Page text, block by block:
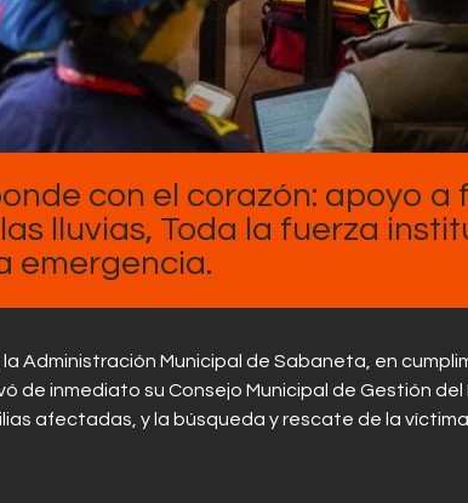
con el corazón: apoyo a
lluvias, Toda la fuerza
emergencia.
Administración Municipal de Sabaneta, en
de inmediato su Consejo Municipal de Gestión
afectadas, y la búsqueda y rescate de la